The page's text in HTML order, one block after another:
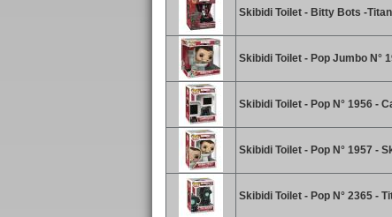
Skibidi Toilet - Bitty Bots -
Skibidi Toilet - Pop Jumbo N°
Skibidi Toilet - Pop N° 1956 -
Skibidi Toilet - Pop N° 1957 -
Skibidi Toilet - Pop N° 2365 -